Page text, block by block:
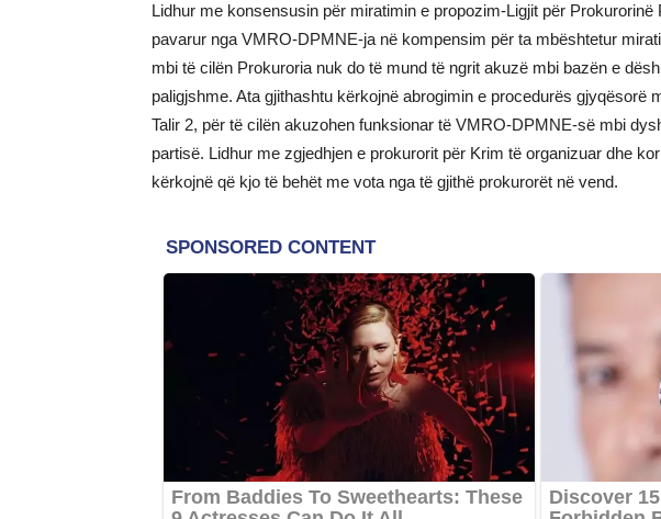
Lidhur me konsensusin për miratimin e propozim-Ligjit për Prokurorinë
pavarur nga VMRO-DPMNE-ja në kompensim për ta mbështetur
mbi të cilën Prokuroria nuk do të mund të ngrit akuzë mbi bazën e
paligjshme. Ata gjithashtu kërkojnë abrogimin e procedurës gjyqësorë
Talir 2, për të cilën akuzohen funksionar të VMRO-DPMNE-së mbi
partisë. Lidhur me zgjedhjen e prokurorit për Krim të organizuar dhe
kërkojnë që kjo të behët me vota nga të gjithë prokurorët në vend.